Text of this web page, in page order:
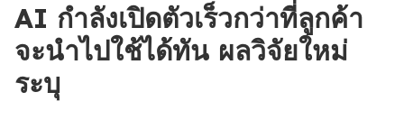
AI กำลังเปิดตัวเร็วกว่าที่ลูกค้า
จะนำไปใช้ได้ทัน ผลวิจัยใหม่
ระบุ